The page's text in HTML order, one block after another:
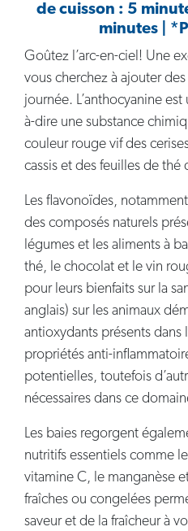
de cuisson : 5
minutes |
Goûtez l’arc-en-ciel! Une
vous cherchez à ajouter
journée. L’anthocyanine
à-dire une substance
couleur rouge vif des
cassis et des feuilles de thé
Les flavonoïdes,
des composés naturels
légumes et les aliments à
thé, le chocolat et le vin
pour leurs bienfaits sur la
anglais) sur les animaux
antioxydants présents dans
propriétés anti-
potentielles, toutefois
nécessaires dans ce
Les baies regorgent
nutritifs essentiels comme
vitamine C, le manganèse
fraîches ou congelées
saveur et de la fraîcheur à